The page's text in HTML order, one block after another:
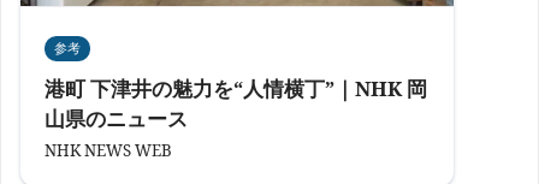
参考
港町 下津井の魅力を“人情横丁”｜NHK 岡
山県のニュース
NHK NEWS WEB